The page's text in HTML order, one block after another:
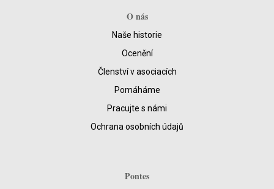
O nás
Naše historie
Ocenění
Členství v asociacích
Pomáháme
Pracujte s námi
Ochrana osobních údajů
Pontes